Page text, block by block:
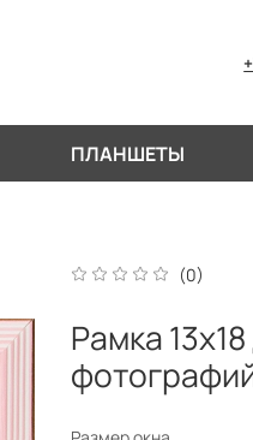
ПЛАНШЕТЫ
(0)
Рамка